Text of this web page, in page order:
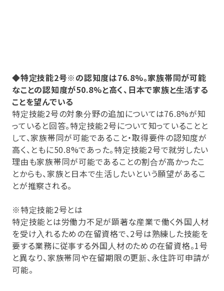
◆特定技能2号※の認知度は76.8%。家族帯同が可能
なことの認知度が50.8%と高く、日本で家族と生活する
ことを望んでいる
特定技能2号の対象分野の追加については76.8%が知
っていると回答。特定技能2号について知っていることと
して、家族帯同が可能であること・取得要件の認知度が
高く、ともに50.8%であった。特定技能2号で就労したい
理由も家族帯同が可能であることの割合が高かったこ
とからも、家族と日本で生活したいという願望があるこ
とが推察される。
※特定技能2号とは
特定技能とは労働力不足が顕著な産業で働く外国人材
を受け入れるための在留資格で、2号は熟練した技能を
要する業務に従事する外国人材のための在留資格。1号
と異なり、家族帯同や在留期限の更新、永住許可申請が
可能。